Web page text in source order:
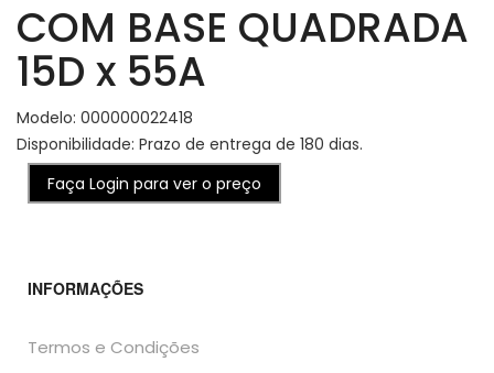
COM BASE QUADRADA
15D x 55A
Modelo: 000000022418
Disponibilidade: Prazo de entrega de 180 dias.
Faça Login para ver o preço
INFORMAÇÕES
Termos e Condições